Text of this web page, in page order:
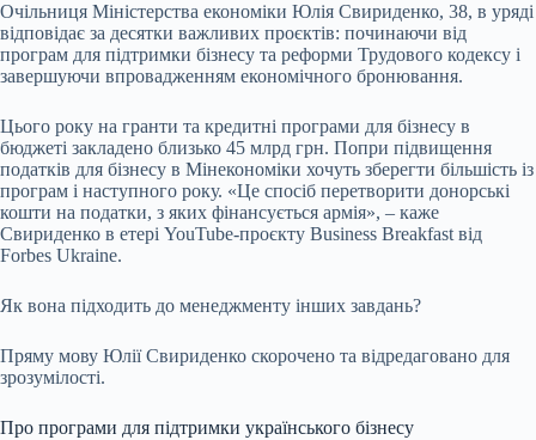
Очільниця Міністерства економіки Юлія Свириденко, 38, в уряді
відповідає за десятки важливих проєктів: починаючи від
програм для підтримки бізнесу та реформи Трудового кодексу і
завершуючи впровадженням економічного бронювання.
Цього року на гранти та кредитні програми для бізнесу в
бюджеті закладено близько 45 млрд грн. Попри підвищення
податків для бізнесу в Мінекономіки хочуть зберегти більшість із
програм і наступного року. «Це спосіб перетворити донорські
кошти на податки, з яких фінансується армія», – каже
Свириденко в етері YouTube-проєкту Business Breakfast від
Forbes Ukraine.
Як вона підходить до менеджменту інших завдань?
Пряму мову Юлії Свириденко скорочено та відредаговано для
зрозумілості.
Про програми для підтримки українського бізнесу